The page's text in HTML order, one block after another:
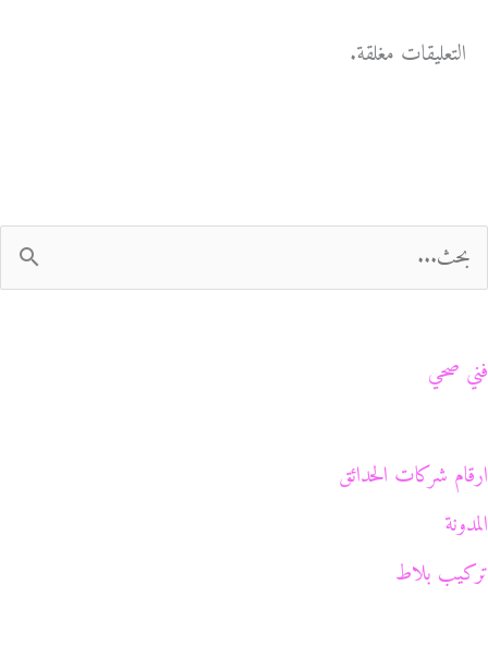
التعليقات مغلقة.
ل
ح
ع
ن
فني صحي
ارقام شركات الحدائق
المدونة
تركيب بلاط